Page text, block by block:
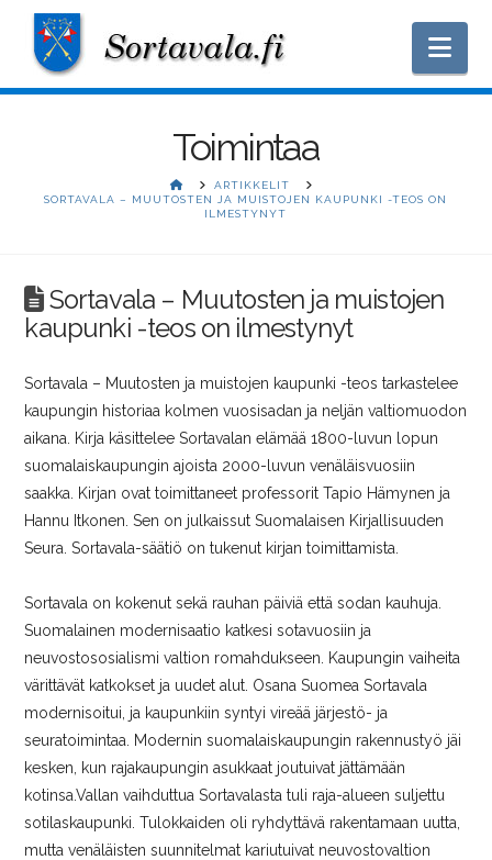
Toimintaa
HOMEARTIKKELIT
SORTAVALA – MUUTOSTEN JA MUISTOJEN KAUPUNKI -TEOS ON
ILMESTYNYT
Sortavala – Muutosten ja muistojen
kaupunki -teos on ilmestynyt
Sortavala – Muutosten ja muistojen kaupunki -teos tarkastelee
kaupungin historiaa kolmen vuosisadan ja neljän valtiomuodon
aikana. Kirja käsittelee Sortavalan elämää 1800-luvun lopun
suomalaiskaupungin ajoista 2000-luvun venäläisvuosiin
saakka. Kirjan ovat toimittaneet professorit Tapio Hämynen ja
Hannu Itkonen. Sen on julkaissut Suomalaisen Kirjallisuuden
Seura. Sortavala-säätiö on tukenut kirjan toimittamista.
Sortavala on kokenut sekä rauhan päiviä että sodan kauhuja.
Suomalainen modernisaatio katkesi sotavuosiin ja
neuvostososialismi valtion romahdukseen. Kaupungin vaiheita
värittävät katkokset ja uudet alut. Osana Suomea Sortavala
modernisoitui, ja kaupunkiin syntyi vireää järjestö- ja
seuratoimintaa. Modernin suomalaiskaupungin rakennustyö jäi
kesken, kun rajakaupungin asukkaat joutuivat jättämään
kotinsa.Vallan vaihduttua Sortavalasta tuli raja-alueen suljettu
sotilaskaupunki. Tulokkaiden oli ryhdyttävä rakentamaan uutta,
mutta venäläisten suunnitelmat kariutuivat neuvostovaltion